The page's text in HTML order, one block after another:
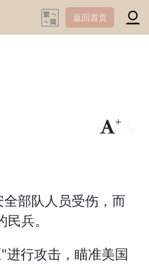
返回首页
+
部队人员受伤，而
兵。
行攻击，瞄准美国